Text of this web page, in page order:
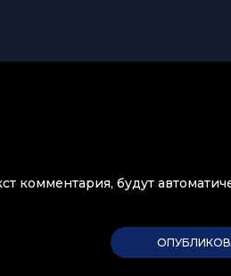
комментария, будут